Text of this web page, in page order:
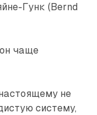
Гунк (Bernd
чаще
не
систему,